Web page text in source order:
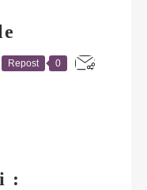
Repost 0
: